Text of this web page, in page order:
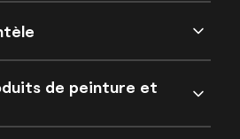
de peinture et